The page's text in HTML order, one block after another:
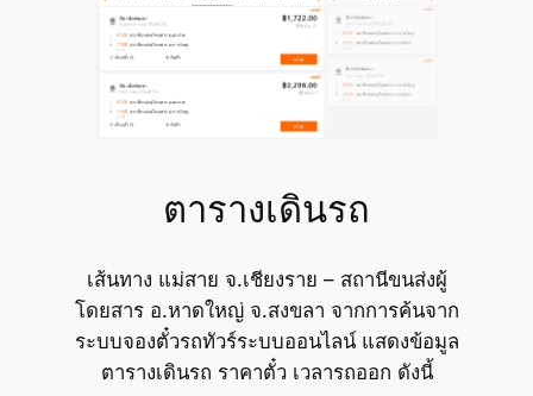
ตารางเดินรถ
เส้นทาง แม่สาย จ.เชียงราย – สถานีขนส่งผู้
โดยสาร อ.หาดใหญ่ จ.สงขลา จากการค้นจาก
ระบบจองตั๋วรถทัวร์ระบบออนไลน์ แสดงข้อมูล
ตารางเดินรถ ราคาตั๋ว เวลารถออก ดังนี้